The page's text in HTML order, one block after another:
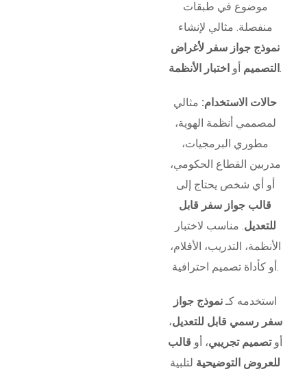
موضوع في طبقات
منفصلة. مثالي لإنشاء
نموذج جواز سفر لأغراض
التصميم أو اختبار الأنظمة .
حالات الاستخدام: مثالي
لمصممي أنظمة الهوية،
مطوري البرمجيات،
مدربين القطاع الحكومي،
أو أي شخص يحتاج إلى
قالب جواز سفر قابل
للتعديل. مناسب لاختبار
الأنظمة، التدريب، الأفلام،
أو كأداة تصميم احترافية.
استخدمه كـنموذج جواز
سفر رسمي قابل للتعديل،
أوتصميم تجريبي، أو قالب
للعروض التوضيحية لتلبية